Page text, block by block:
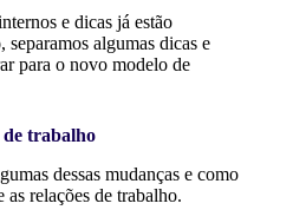
e dicas já estão
separamos algumas dicas e
para o novo modelo de
trabalho
dessas mudanças e como
relações de trabalho.